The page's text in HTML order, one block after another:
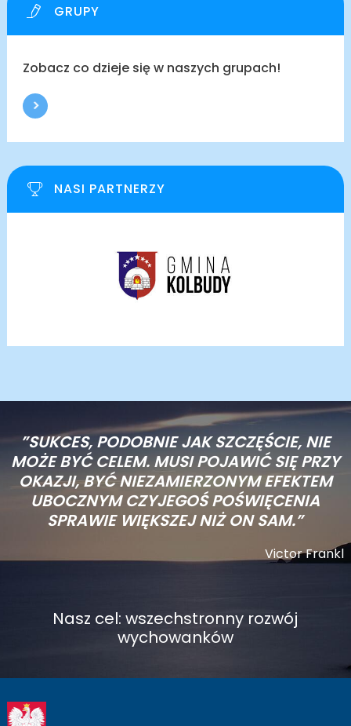
GRUPY
Zobacz co dzieje się w naszych grupach!
NASI PARTNERZY
”SUKCES, PODOBNIE JAK SZCZĘŚCIE, NIE
MOŻE BYĆ CELEM. MUSI POJAWIĆ SIĘ PRZY
OKAZJI, BYĆ NIEZAMIERZONYM EFEKTEM
UBOCZNYM CZYJEGOŚ POŚWIĘCENIA
SPRAWIE WIĘKSZEJ NIŻ ON SAM.”
Victor Frankl
Nasz cel: wszechstronny rozwój
wychowanków